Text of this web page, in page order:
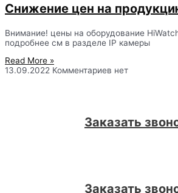
Снижение цен на
Внимание! цены на оборудование
подробнее см в разделе IP камеры
Read More »
13.09.2022 Комментариев нет
Заказать
Заказать